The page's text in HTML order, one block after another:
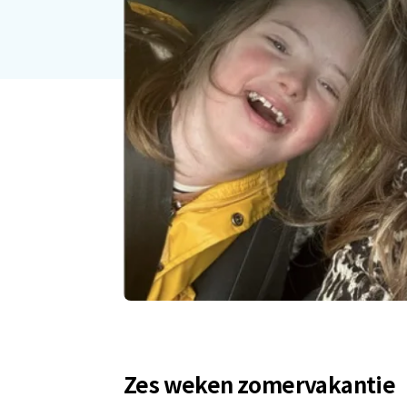
Zes weken zomervakantie